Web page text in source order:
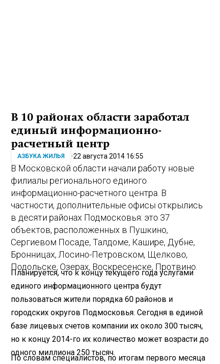
В 10 районах области заработал
единый информационно-
расчетный центр
АЗБУКА ЖИЛЬЯ 22 августа 2014 16:55
В Московской области начали работу новые
филиалы регионального единого
информационно-расчетного центра. В
частности, дополнительные офисы открылись
в десяти районах Подмосковья: это 37
объектов, расположенных в Пушкино,
Сергиевом Посаде, Талдоме, Кашире, Дубне,
Бронницах, Лосино-Петровском, Щелково,
Подольске, Озерах, Воскресенске, Протвино.
Планируется, что к концу текущего года услугами
единого информационного центра будут
пользоваться жители порядка 60 районов и
городских округов Подмосковья. Сегодня в единой
базе лицевых счетов компании их около 300 тысяч,
но к концу 2014-го их количество может возрасти до
одного миллиона 250 тысяч.
По словам специалистов, по итогам первого месяца